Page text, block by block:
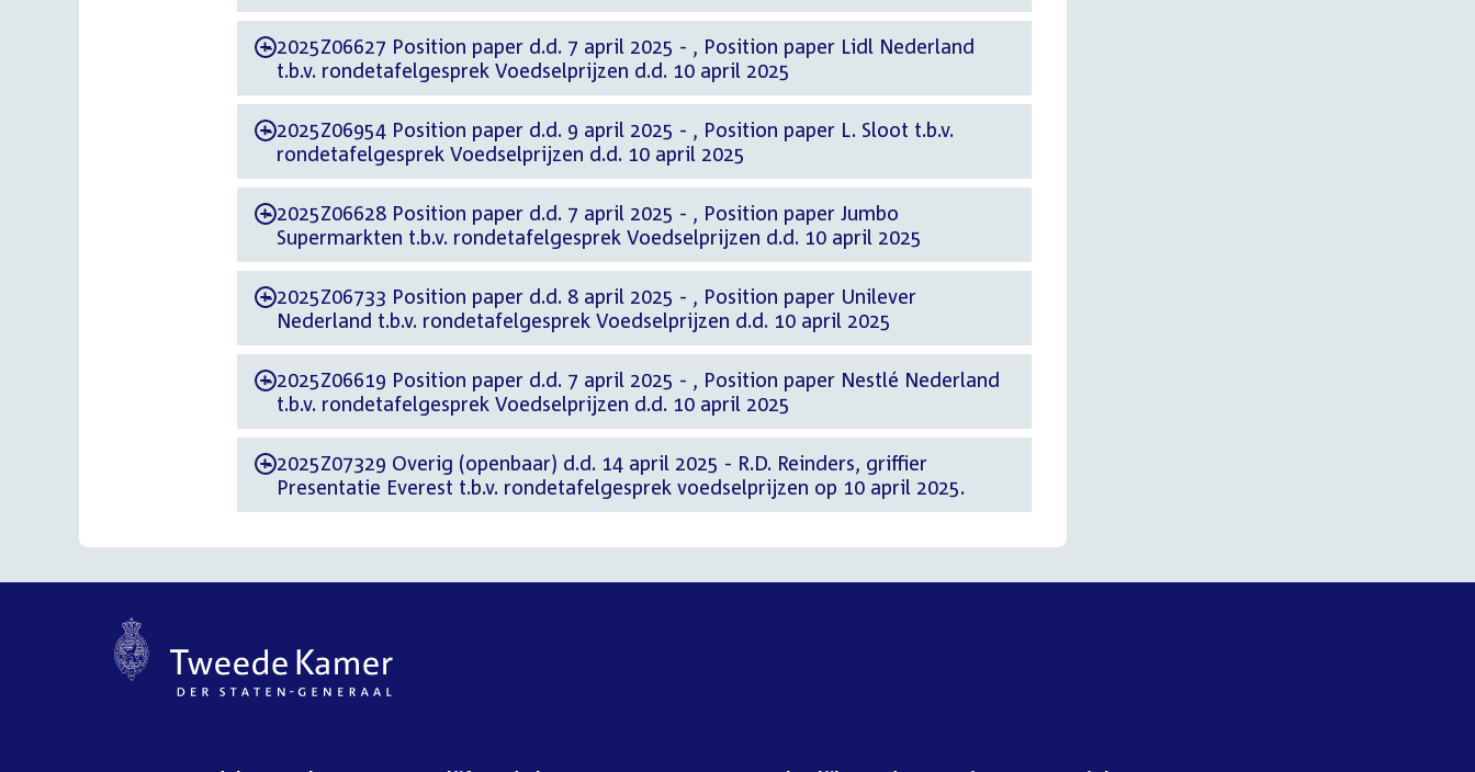
-2025Z06627 Position paper d.d. 7 april 2025 - , Position paper Lidl Nederland
t.b.v. rondetafelgesprek Voedselprijzen d.d. 10 april 2025
-2025Z06954 Position paper d.d. 9 april 2025 - , Position paper L. Sloot t.b.v.
rondetafelgesprek Voedselprijzen d.d. 10 april 2025
-2025Z06628 Position paper d.d. 7 april 2025 - , Position paper Jumbo
Supermarkten t.b.v. rondetafelgesprek Voedselprijzen d.d. 10 april 2025
-2025Z06733 Position paper d.d. 8 april 2025 - , Position paper Unilever
Nederland t.b.v. rondetafelgesprek Voedselprijzen d.d. 10 april 2025
-2025Z06619 Position paper d.d. 7 april 2025 - , Position paper Nestlé Nederland
t.b.v. rondetafelgesprek Voedselprijzen d.d. 10 april 2025
-2025Z07329 Overig (openbaar) d.d. 14 april 2025 - R.D. Reinders, griffier
Presentatie Everest t.b.v. rondetafelgesprek voedselprijzen op 10 april 2025.